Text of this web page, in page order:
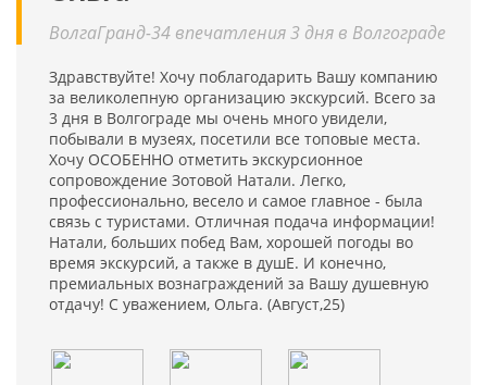
ВолгаГранд-34 впечатления 3 дня в Волгограде
Здравствуйте! Хочу поблагодарить Вашу компанию
за великолепную организацию экскурсий. Всего за
3 дня в Волгограде мы очень много увидели,
побывали в музеях, посетили все топовые места.
Хочу ОСОБЕННО отметить экскурсионное
сопровождение Зотовой Натали. Легко,
профессионально, весело и самое главное - была
связь с туристами. Отличная подача информации!
Натали, больших побед Вам, хорошей погоды во
время экскурсий, а также в душЕ. И конечно,
премиальных вознаграждений за Вашу душевную
отдачу! С уважением, Ольга. (Август,25)